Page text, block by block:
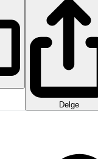
Delge